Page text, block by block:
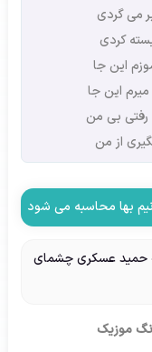
می گردی
کردی
این جا
این جا
رفتی بی من
از من
بها محاسبه می شود
حمید عسکری چشمای
موزیک